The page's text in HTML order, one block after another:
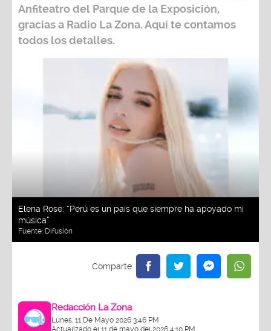
Anfiteatro del Parque de la Exposición,
gracias a Radio La Zona.Aquí te contamos
todos los detalles.
Elena Rose: “Perú es un país que siempre ha apoyado mi
música”
Fuente: Difusión
Redacción La Zona
Lunes, 11 De Mayo 2026 3:46 PM
Actualizado el 11 de mayo del 2026 4:10 PM